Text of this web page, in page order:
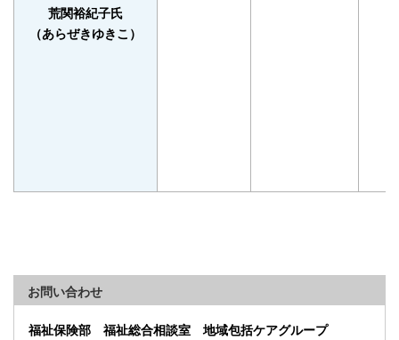
荒関裕紀子氏
（あらぜきゆきこ）
お問い合わせ
福祉保険部 福祉総合相談室 地域包括ケアグループ